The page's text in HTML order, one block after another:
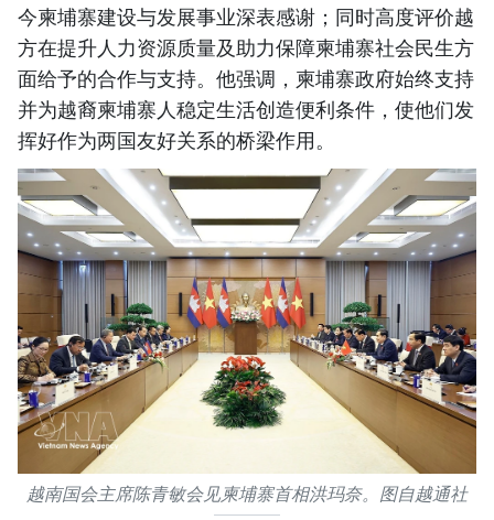
今柬埔寨建设与发展事业深表感谢；同时高度评价越
方在提升人力资源质量及助力保障柬埔寨社会民生方
面给予的合作与支持。他强调，柬埔寨政府始终支持
并为越裔柬埔寨人稳定生活创造便利条件，使他们发
挥好作为两国友好关系的桥梁作用。
越南国会主席陈青敏会见柬埔寨首相洪玛奈。图自越通社